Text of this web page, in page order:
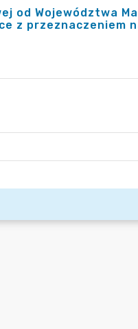
od Województwa
z przeznaczeniem